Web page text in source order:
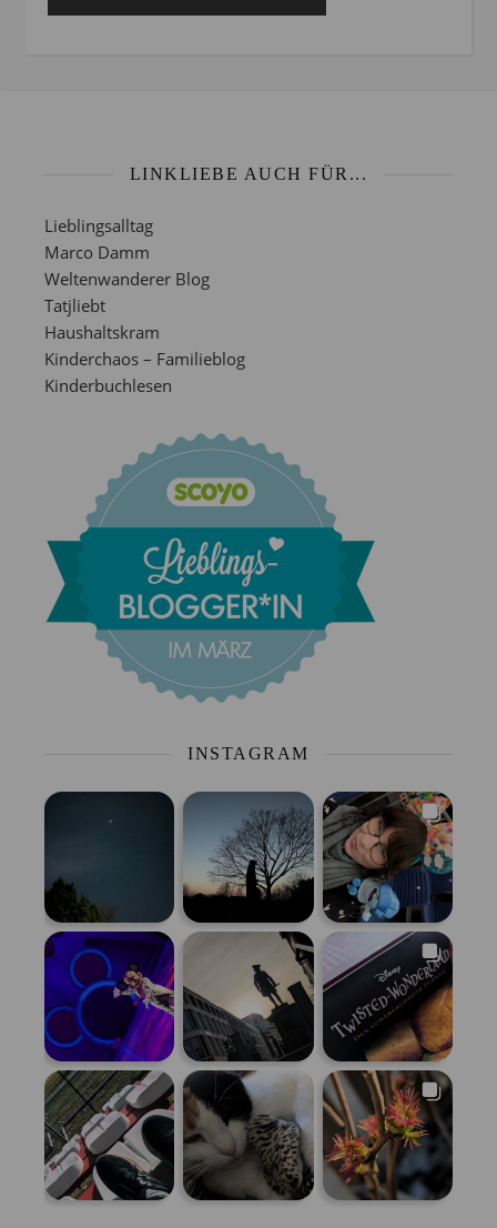
LINKLIEBE AUCH FÜR...
Lieblingsalltag
Marco Damm
Weltenwanderer Blog
Tatjliebt
Haushaltskram
Kinderchaos – Familieblog
Kinderbuchlesen
INSTAGRAM